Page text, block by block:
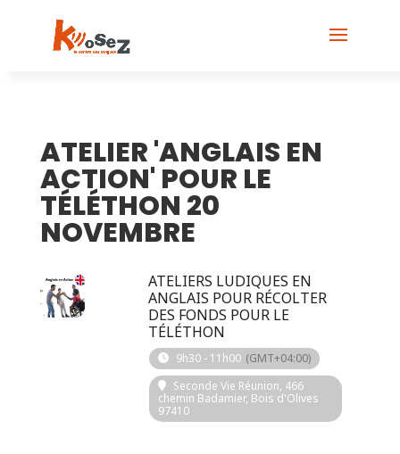
ATELIER 'ANGLAIS EN
ACTION' POUR LE
TÉLÉTHON 20
NOVEMBRE
ATELIERS LUDIQUES EN
ANGLAIS POUR RÉCOLTER
DES FONDS POUR LE
TÉLÉTHON
9h30 - 11h00 (GMT+04:00)
Seconde Vie Réunion, 466
chemin Badamier, Bois d'Olives
97410